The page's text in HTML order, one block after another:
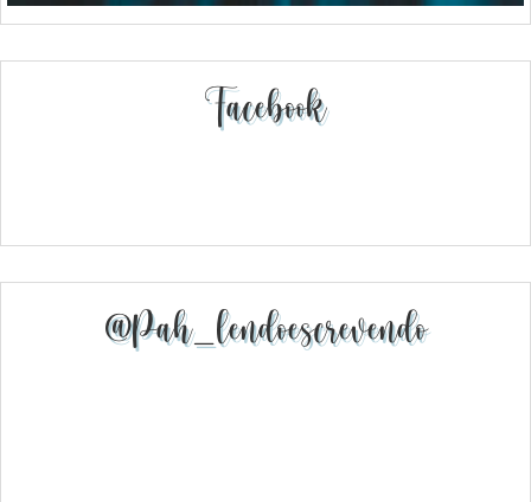
Facebook
@pah_lendoescrevendo